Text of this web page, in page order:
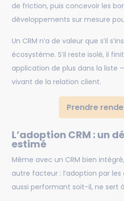
de friction, puis concevoir les
développements sur mesure
Un CRM n’a de valeur que s’il
écosystème. S’il reste isolé, il
application de plus dans la liste
vivant de la relation client.
Prendre
L’adoption CRM : un
estimé
Même avec un CRM bien
autre facteur : l’adoption par les
aussi performant soit-il, ne sert à